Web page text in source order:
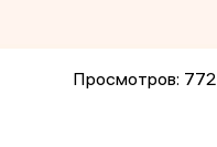
Просмотров: 772